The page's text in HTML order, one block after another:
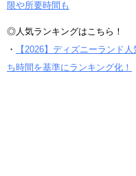
限や所要時間も
◎人気ランキングはこちら！
・
【2026】ディズニーランド
ち時間を基準にランキング化！